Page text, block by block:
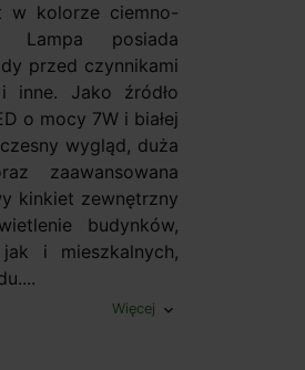
w kolorze ciemno-
Lampa posiada
przed czynnikami
inne. Jako źródło
o mocy 7W i białej
wygląd, duża
zaawansowana
kinkiet zewnętrzny
budynków,
i mieszkalnych,
Więcej expand_more